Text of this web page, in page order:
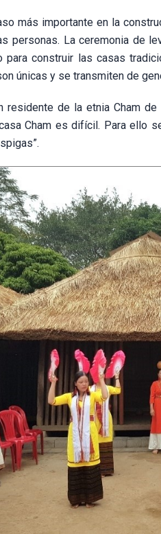
más importante en la
personas. La ceremonia de
para construir las casas
únicas y se transmiten de
residente de la etnia Cham
Cham es difícil. Para ello